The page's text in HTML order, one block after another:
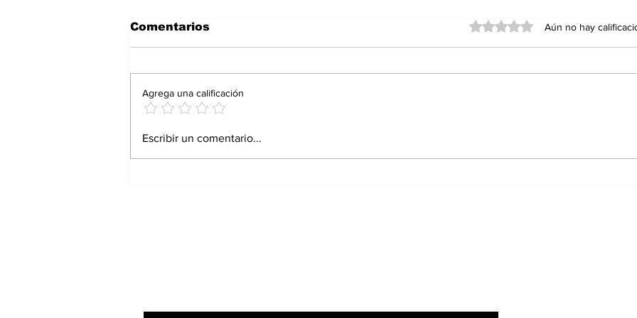
Proturismo responde
Martínez Bremer
educación, inclusión y
Comentarios Obtuvo 0 de 5 estrellas.
Aún no hay
Agrega una calificación
Escribir un comentario...